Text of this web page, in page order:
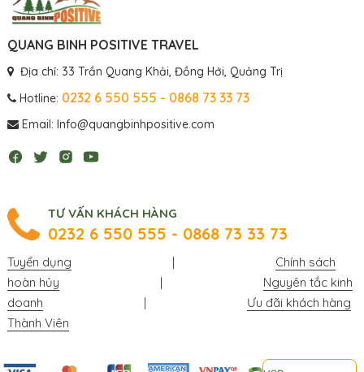
QUANG BINH POSITIVE TRAVEL
Địa chỉ: 33 Trần Quang Khải, Đồng Hới, Quảng Trị
Hotline: 0232 6 550 555 - 0868 73 33 73
Email: Info@quangbinhpositive.com
TƯ VẤN KHÁCH HÀNG
0232 6 550 555 - 0868 73 33 73
Tuyển dụng |
Chính sách
hoàn hủy
|
Nguyên tắc kinh
doanh
|
Ưu đãi khách hàng
Thành Viên